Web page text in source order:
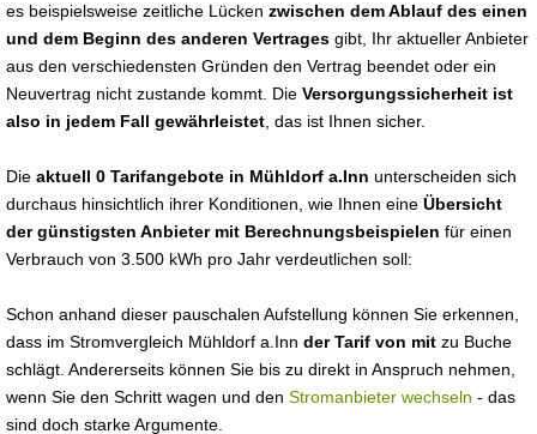
es beispielsweise zeitliche Lücken zwischen dem Ablauf des einen
und dem Beginn des anderen Vertrages gibt, Ihr aktueller Anbieter
aus den verschiedensten Gründen den Vertrag beendet oder ein
Neuvertrag nicht zustande kommt. Die Versorgungssicherheit ist
also in jedem Fall gewährleistet , das ist Ihnen sicher.
Die aktuell 0 Tarifangebote in Mühldorf a.Inn unterscheiden sich
durchaus hinsichtlich ihrer Konditionen, wie Ihnen eine Übersicht
der günstigsten Anbieter mit Berechnungsbeispielen für einen
Verbrauch von 3.500 kWh pro Jahr verdeutlichen soll:
Schon anhand dieser pauschalen Aufstellung können Sie erkennen,
dass im Stromvergleich Mühldorf a.Inn der Tarif von mit zu Buche
schlägt. Andererseits können Sie bis zu direkt in Anspruch nehmen,
wenn Sie den Schritt wagen und den Stromanbieter wechseln - das
sind doch starke Argumente.